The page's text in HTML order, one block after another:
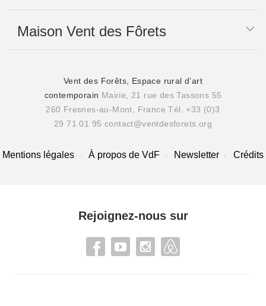
Maison Vent des Fôrets
Vent des Forêts, Espace rural d’art
contemporain Mairie, 21 rue des Tassons 55
260 Fresnes-au-Mont, France Tél. +33 (0)3
29 71 01 95 contact@ventdesforets.org
Mentions légales À propos de VdF Newsletter Crédits
Rejoignez-nous sur